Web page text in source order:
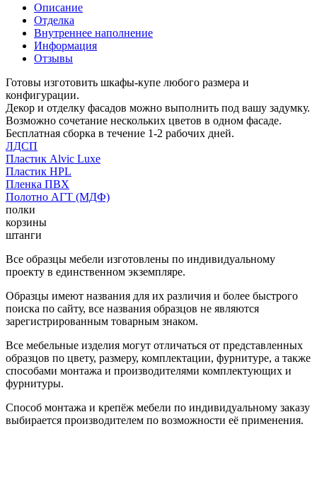
Описание
Отделка
Внутреннее наполнение
Информация
Отзывы
Готовы изготовить шкафы-купе любого размера и
конфигурации.
Декор и отделку фасадов можно выполнить под вашу задумку.
Возможно сочетание нескольких цветов в одном фасаде.
Бесплатная сборка в течение 1-2 рабочих дней.
ЛДСП
Пластик Alvic Luxe
Пластик HPL
Пленка ПВХ
Полотно АГТ (МДФ)
полки
корзины
штанги
Все образцы мебели изготовлены по индивидуальному
проекту в единственном экземпляре.
Образцы имеют названия для их различия и более быстрого
поиска по сайту, все названия образцов не являются
зарегистрированным товарным знаком.
Все мебельные изделия могут отличаться от представленных
образцов по цвету, размеру, комплектации, фурнитуре, а также
способами монтажа и производителями комплектующих и
фурнитуры.
Способ монтажа и крепёж мебели по индивидуальному заказу
выбирается производителем по возможности её применения.